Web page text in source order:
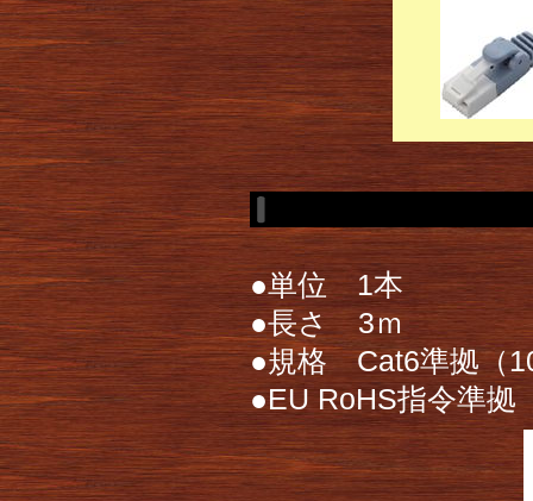
●単位 1本
●長さ 3ｍ
●規格 Cat6準拠（
●EU RoHS指令準拠